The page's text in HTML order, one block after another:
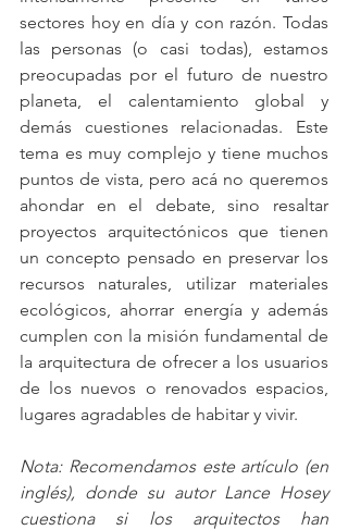
sectores hoy en día y con razón. Todas
las personas (o casi todas), estamos
preocupadas por el futuro de nuestro
planeta, el calentamiento global y
demás cuestiones relacionadas. Este
tema es muy complejo y tiene muchos
puntos de vista, pero acá no queremos
ahondar en el debate, sino resaltar
proyectos arquitectónicos que tienen
un concepto pensado en preservar los
recursos naturales, utilizar materiales
ecológicos, ahorrar energía y además
cumplen con la misión fundamental de
la arquitectura de ofrecer a los usuarios
de los nuevos o renovados espacios,
lugares agradables de habitar y vivir.
Nota: Recomendamos este artículo (en
inglés), donde su autor Lance Hosey
cuestiona si los arquitectos han